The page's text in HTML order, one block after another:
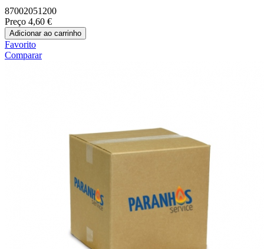
87002051200
Preço 4,60 €
Adicionar ao carrinho
Favorito
Comparar